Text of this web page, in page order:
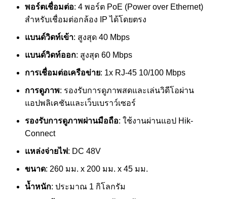
พอร์ตเชื่อมต่อ: 4 พอร์ต PoE (Power over Ethernet)
สำหรับเชื่อมต่อกล้อง IP ได้โดยตรง
แบนด์วิดท์เข้า: สูงสุด 40 Mbps
แบนด์วิดท์ออก: สูงสุด 60 Mbps
การเชื่อมต่อเครือข่าย: 1x RJ-45 10/100 Mbps
การดูภาพ: รองรับการดูภาพสดและเล่นวิดีโอผ่าน
แอปพลิเคชันและเว็บเบราว์เซอร์
รองรับการดูภาพผ่านมือถือ: ใช้งานผ่านแอป Hik-
Connect
แหล่งจ่ายไฟ: DC 48V
ขนาด: 260 มม. x 200 มม. x 45 มม.
น้ำหนัก: ประมาณ 1 กิโลกรัม